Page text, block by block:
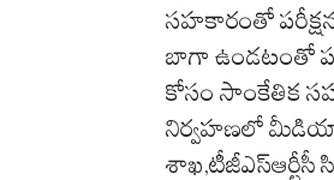
సహకారంతో
బాగా ఉండటంతో
కోసం సాంకేతిక
నిర్వహణలో మీడియా
శాఖ,టీజీఎస్‌ఆర్టీసీ